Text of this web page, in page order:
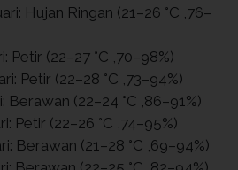
Hujan Ringan (21–26 °C ,76–
Petir (22–27 °C ,70–98%)
Petir (22–28 °C ,73–94%)
Berawan (22–24 °C ,86–91%)
Petir (22–26 °C ,74–95%)
Berawan (21–28 °C ,69–94%)